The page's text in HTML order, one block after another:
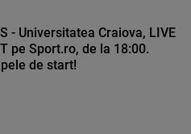
- Universitatea Craiova, LIVE
pe Sport.ro, de la 18:00.
de start!